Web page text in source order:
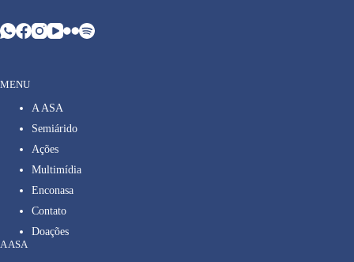
MENU
A ASA
Semiárido
Ações
Multimídia
Enconasa
Contato
Doações
A ASA